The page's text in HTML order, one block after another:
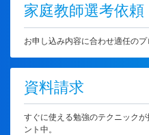
家庭教師選考依頼
お申し込み内容に合わせ適任のプ
資料請求
すぐに使える勉強のテクニック
ント中。